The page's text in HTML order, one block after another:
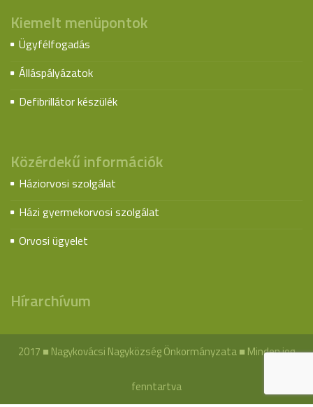
Kiemelt menüpontok
Ügyfélfogadás
Álláspályázatok
Defibrillátor készülék
Közérdekű információk
Háziorvosi szolgálat
Házi gyermekorvosi szolgálat
Orvosi ügyelet
Hírarchívum
2017 ■ Nagykovácsi Nagyközség Önkormányzata ■ Minden jog
fenntartva